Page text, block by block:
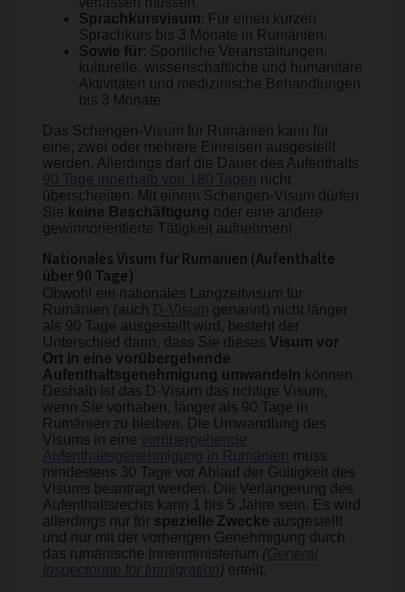
Sprachkursvisum: Für einen kurzen
Sprachkurs bis 3 Monate in Rumänien.
Sowie für: Sportliche Veranstaltungen,
kulturelle, wissenschaftliche und humanitäre
Aktivitäten und medizinische Behandlungen
bis 3 Monate
Das Schengen-Visum für Rumänien kann für
eine, zwei oder mehrere Einreisen ausgestellt
werden. Allerdings darf die Dauer des Aufenthalts
90 Tage innerhalb von 180 Tagen
nicht
überschreiten. Mit einem Schengen-Visum dürfen
Sie keine Beschäftigung oder eine andere
gewinnorientierte Tätigkeit aufnehmen!
Nationales Visum für Rumänien (Aufenthalte
über 90 Tage)
Obwohl ein nationales Langzeitvisum für
Rumänien (auch D-Visum genannt) nicht länger
als 90 Tage ausgestellt wird, besteht der
Unterschied darin, dass Sie dieses Visum vor
Ort in eine vorübergehende
Aufenthaltsgenehmigung umwandeln können.
Deshalb ist das D-Visum das richtige Visum,
wenn Sie vorhaben, länger als 90 Tage in
Rumänien zu bleiben. Die Umwandlung des
Visums in eine vorübergehende
Aufenthaltsgenehmigung in Rumänien
muss
mindestens 30 Tage vor Ablauf der Gültigkeit des
Visums beantragt werden. Die Verlängerung des
Aufenthaltsrechts kann 1 bis 5 Jahre sein. Es wird
allerdings nur für spezielle Zwecke ausgestellt
und nur mit der vorherigen Genehmigung durch
das rumänische Innenministerium (General
Inspectorate for Immigration) erteilt.